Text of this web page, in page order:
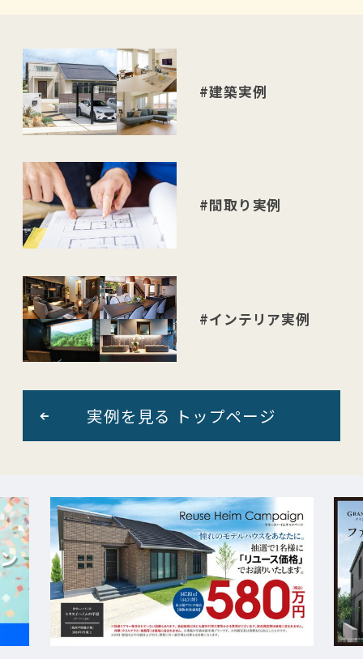
#建築実例
#間取り実例
#インテリア実例
実例を見る トップページ